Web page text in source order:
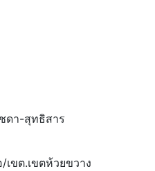
ดา-สุทธิสาร
ขต.เขตห้วยขวาง